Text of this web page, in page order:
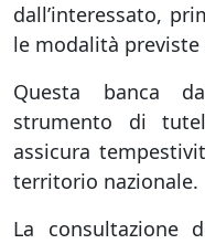
dall’interessato,
le modalità previste
Questa banca
strumento di
assicura
territorio nazionale.
La consultazione